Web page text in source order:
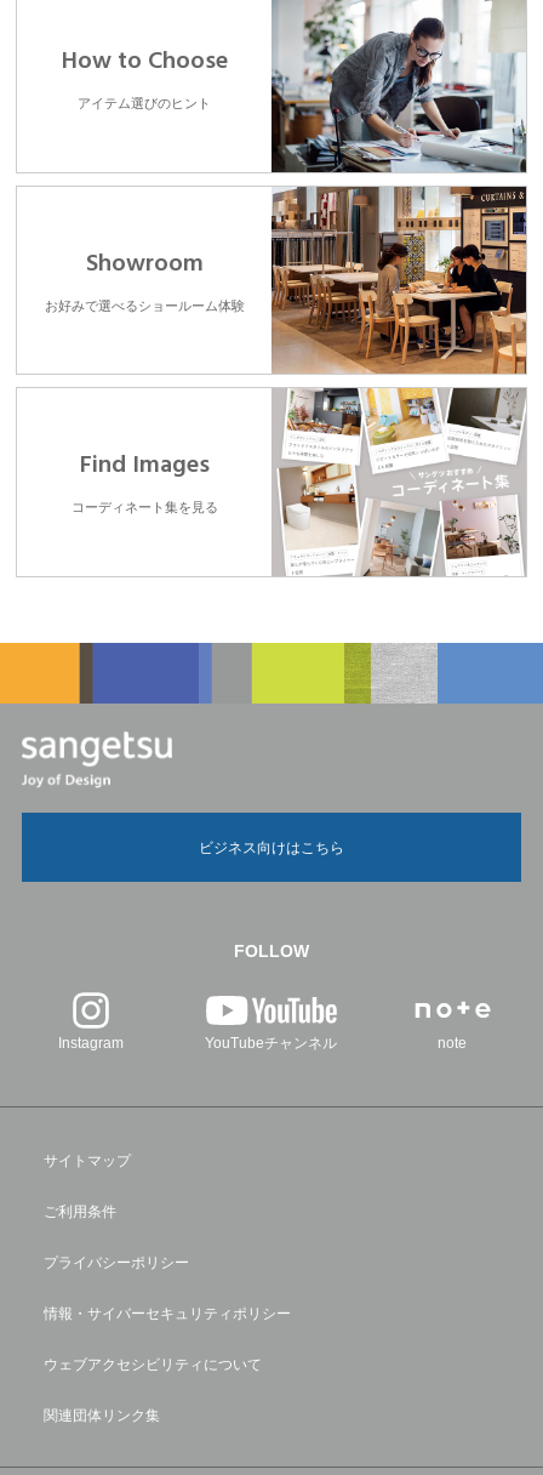
How to Choose
アイテム選びのヒント
Showroom
お好みで選べるショールーム体験
Find Images
コーディネート集を見る
ビジネス向けはこちら
FOLLOW
Instagram YouTubeチャンネル note
サイトマップ
ご利用条件
プライバシーポリシー
情報・サイバーセキュリティポリシー
ウェブアクセシビリティについて
関連団体リンク集